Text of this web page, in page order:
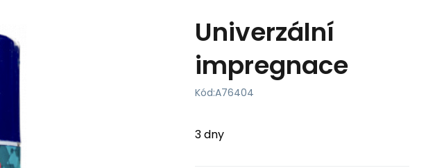
Univerzální
impregnace
Kód:A76404
3 dny